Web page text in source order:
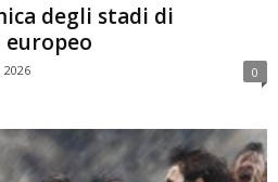
degli stadi di
2026 0